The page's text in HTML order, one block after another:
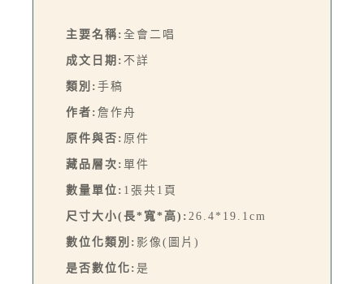
主要名稱: 全會二唱
成文日期: 不詳
類別: 手稿
作者: 詹作舟
原件與否: 原件
藏品層次: 單件
數量單位: 1張共1頁
尺寸大小(長*寬*高): 26.4*19.1cm
數位化類別: 影像(圖片)
是否數位化: 是